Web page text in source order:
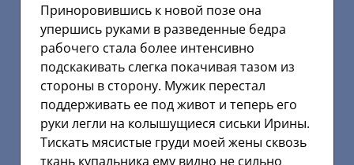
Приноровившись к новой позе она
упершись руками в разведенные бедра
рабочего стала более интенсивно
подскакивать слегка покачивая тазом из
стороны в сторону. Мужик перестал
поддерживать ее под живот и теперь его
руки легли на колышущиеся сиськи Ирины.
Тискать мясистые груди моей жены сквозь
ткань купальника ему видно не сильно